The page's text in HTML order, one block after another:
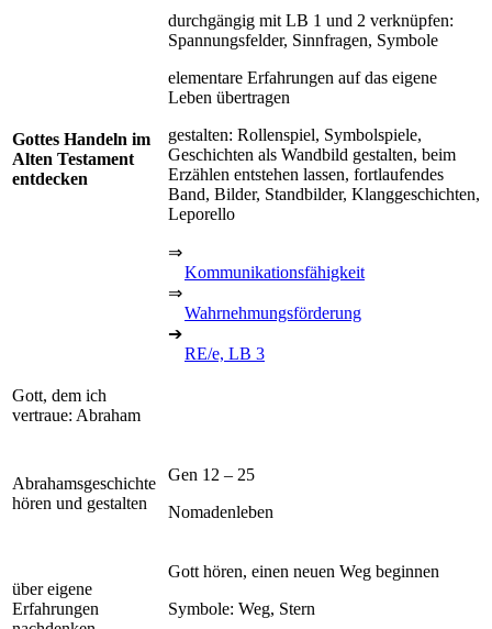
Gottes Handeln im
Alten Testament
entdecken
durchgängig mit LB 1 und 2 verknüpfen:
Spannungsfelder, Sinnfragen, Symbole
elementare Erfahrungen auf das eigene
Leben übertragen
gestalten: Rollenspiel, Symbolspiele,
Geschichten als Wandbild gestalten, beim
Erzählen entstehen lassen, fortlaufendes
Band, Bilder, Standbilder, Klanggeschichten,
Leporello
⇒
Kommunikationsfähigkeit
⇒
Wahrnehmungsförderung
➔
RE/e, LB 3
Gott, dem ich
vertraue: Abraham
Abrahamsgeschichte
hören und gestalten
Gen 12 – 25
Nomadenleben
über eigene
Erfahrungen
Gott hören, einen neuen Weg beginnen
Symbole: Weg, Stern